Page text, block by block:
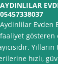
AYDINLILAR
05457338037
Aydinlilar Evden
faaliyet gösteren
hızlı,